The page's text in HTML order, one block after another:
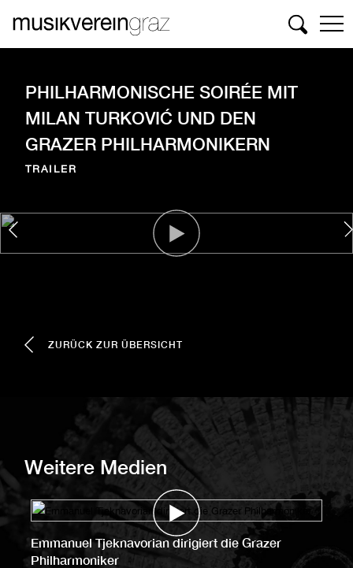
Suchen
PHILHARMONISCHE SOIRÉE MIT
MILAN TURKOVIĆ UND DEN
GRAZER PHILHARMONIKERN
TRAILER
ZURÜCK ZUR ÜBERSICHT
Weitere Medien
Emmanuel Tjeknavorian dirigiert die Grazer
Philharmoniker